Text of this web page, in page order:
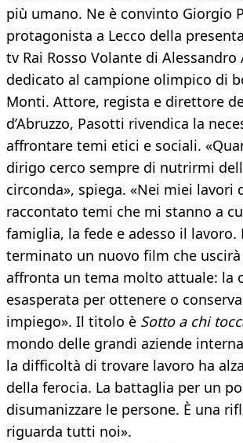
più umano. Ne è convinto Giorgio
protagonista a Lecco della
tv Rai Rosso Volante di Alessandro
dedicato al campione olimpico di
Monti. Attore, regista e direttore
d’Abruzzo, Pasotti rivendica la
affrontare temi etici e sociali.
dirigo cerco sempre di nutrirmi
circonda», spiega. «Nei miei lavori
raccontato temi che mi stanno a
famiglia, la fede e adesso il lavoro.
terminato un nuovo film che
affronta un tema molto attuale: la
esasperata per ottenere o
impiego». Il titolo è Sotto a chi
mondo delle grandi aziende
la difficoltà di trovare lavoro ha
della ferocia. La battaglia per un
disumanizzare le persone. È una
riguarda tutti noi».